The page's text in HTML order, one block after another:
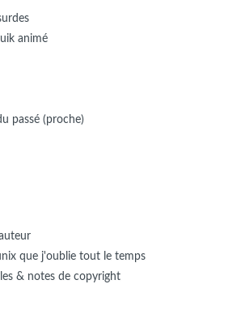
animé
passé (proche)
que j'oublie tout le temps
& notes de copyright